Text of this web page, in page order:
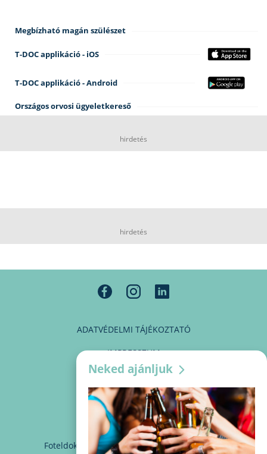
Megbízható magán szülészet
T-DOC applikáció - iOS
T-DOC applikáció - Android
Országos orvosi ügyeletkereső
hirdetés
hirdetés
ADATVÉDELMI TÁJÉKOZTATÓ
IMPRESSZUM
MÉDIAAJÁNLAT
PARTNEREINK
KAPCSOLAT
Foteldoki info@foteldoki.hu Süti beállítások
Neked ajánljuk